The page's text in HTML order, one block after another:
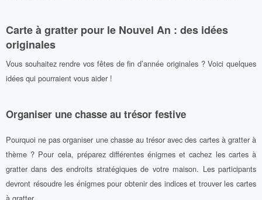
Carte à gratter pour le Nouvel An : des idées
originales
Vous souhaitez rendre vos fêtes de fin d’année originales ? Voici quelques
idées qui pourraient vous aider !
Organiser une chasse au trésor festive
Pourquoi ne pas organiser une chasse au trésor avec des cartes à gratter à
thème ? Pour cela, préparez différentes énigmes et cachez les cartes à
gratter dans des endroits stratégiques de votre maison. Les participants
devront résoudre les énigmes pour obtenir des indices et trouver les cartes